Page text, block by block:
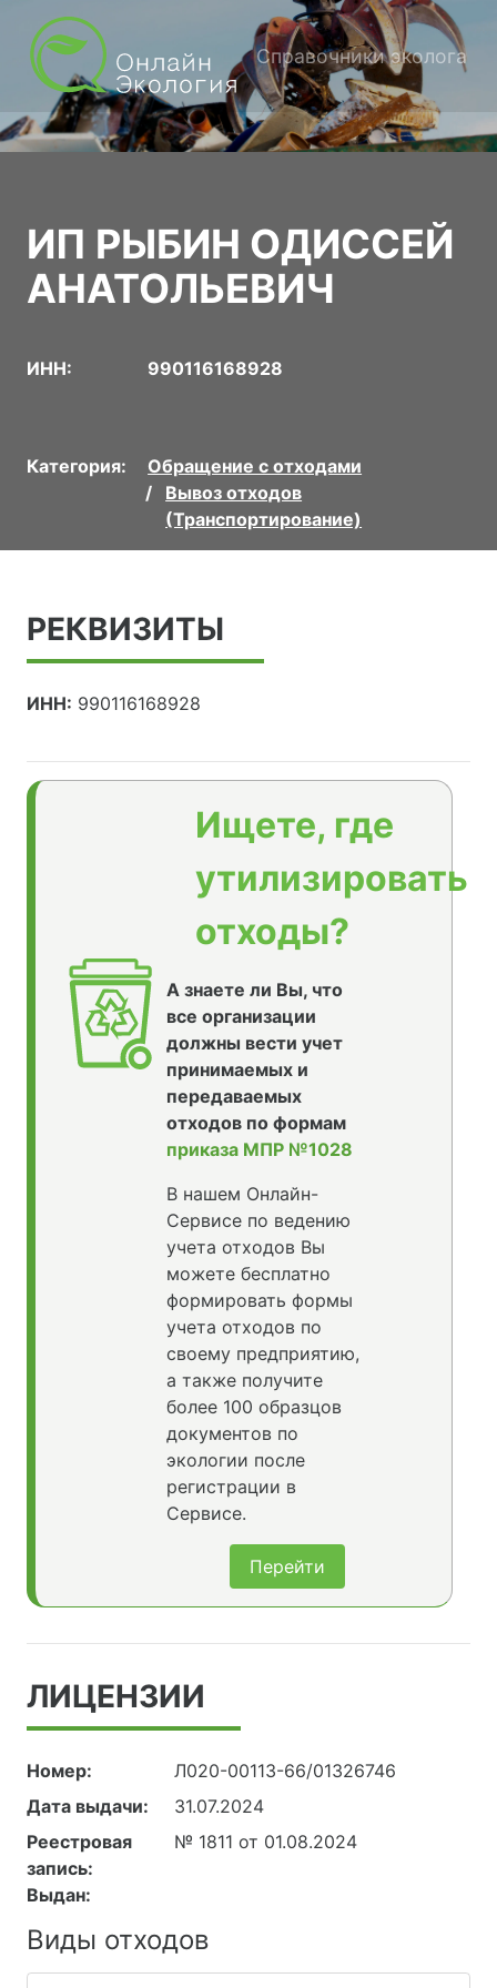
Справочники эколога
ИП РЫБИН ОДИССЕЙ
АНАТОЛЬЕВИЧ
ИНН: 990116168928
Категория:
Обращение с отходами
Вывоз отходов
(Транспортирование)
РЕКВИЗИТЫ
ИНН: 990116168928
Ищете, где
утилизировать
отходы?
А знаете ли Вы, что
все организации
должны вести учет
принимаемых и
передаваемых
отходов по формам
приказа МПР №1028
В нашем Онлайн-
Сервисе по ведению
учета отходов Вы
можете бесплатно
формировать формы
учета отходов по
своему предприятию,
а также получите
более 100 образцов
документов по
экологии после
регистрации в
Сервисе.
Перейти
ЛИЦЕНЗИИ
Номер:
Л020-00113-66/01326746
Дата выдачи:
31.07.2024
Реестровая
запись:
№ 1811 от 01.08.2024
Выдан:
Виды отходов